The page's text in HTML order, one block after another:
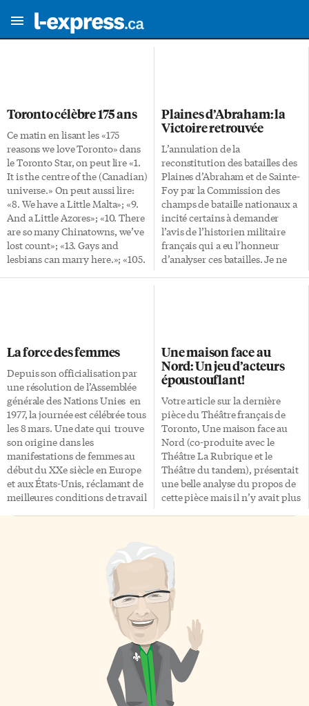
Toronto célèbre 175 ans
Ce matin en lisant les «175
reasons we love Toronto» dans
le Toronto Star, on peut lire «1.
It is the centre of the (Canadian)
universe.» On peut aussi lire:
«8. We have a Little Malta»; «9.
And a Little Azores»; «10. There
are so many Chinatowns, we’ve
lost count»; «13. Gays and
lesbians can marry here.»; «105.
a maintenant près de 20 ans. Je
suis fier et heureux […]
Plaines d’Abraham: la
Victoire retrouvée
L’annulation de la
reconstitution des batailles des
Plaines d’Abraham et de Sainte-
Foy par la Commission des
champs de bataille nationaux a
incité certains à demander
l’avis de l’historien militaire
français qui a eu l’honneur
d’analyser ces batailles. Je ne
en effet, à la lecture des
premières dépêches que la seule
bataille dont la reconstitution
était préparée était celle de
septembre 1759 correspondant
à la victoire de Wolfe sur
Montcalm. Or, ainsi que […]
La force des femmes
Depuis son officialisation par
une résolution de l’Assemblée
générale des Nations Unies en
1977, la journée est célébrée tous
les 8 mars. Une date qui trouve
son origine dans les
manifestations de femmes au
début du XXe siècle en Europe
et aux États-Unis, réclamant de
meilleures conditions de travail
acharnement. De nombreuses
conventions, déclarations ont
été adoptées par l’Assemblée
notamment citer : – La
Convention sur les droits
politiques de la femme du 20
Une maison face au
Nord: Un jeu d’acteurs
époustouflant!
Votre article sur la dernière
pièce du Théâtre français de
Toronto, Une maison face au
Nord (co-produite avec le
Théâtre La Rubrique et le
Théâtre du tandem), présentait
une belle analyse du propos de
cette pièce mais il n’y avait plus
performances de Guy Mignault,
comédien et directeur
artistique du TfT, mais les
autres acteurs ont su jouer avec
beaucoup de justesse et
d’économie des personnages
réellement attachants et sages,
chacun à leur manière. La
jeunesse de votre journaliste
explique certainement qu’il […]